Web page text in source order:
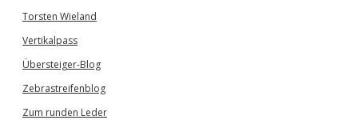
Torsten Wieland
Vertikalpass
Übersteiger-Blog
Zebrastreifenblog
Zum runden Leder